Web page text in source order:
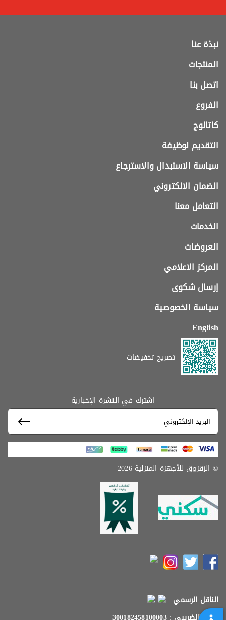
نبذة عنا
المنتجات
اتصل بنا
الفروع
كاتالوج
التقديم لوظيفة
سياسة الاستبدال والاسترجاع
الضمان الالكتروني
التعامل معنا
الخدمات
العروضات
المركز الاعلامي
إرسال شكوى
سياسة الخصوصية
English
تصريح تخفيضات
اشترك في النشرة الإخبارية
© الزقزوق للأجهزة المنزلية 2026
الناقل الرسمي: